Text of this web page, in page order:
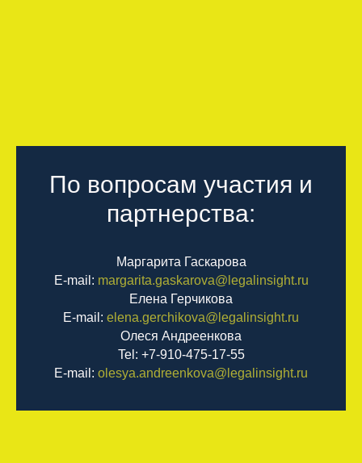
По вопросам участия и
партнерства:
Маргарита Гаскарова
E-mail: margarita.gaskarova@legalinsight.ru
Елена Герчикова
E-mail: elena.gerchikova@legalinsight.ru
Олеся Андреенкова
Tel: +7-910-475-17-55
E-mail: olesya.andreenkova@legalinsight.ru